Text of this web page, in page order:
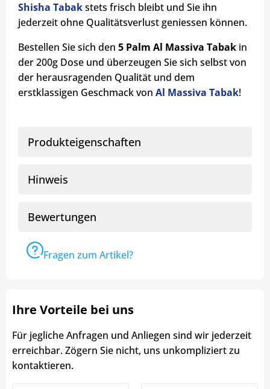
Shisha Tabakstets frisch bleibt und Sie ihn
jederzeit ohne Qualitätsverlust geniessen können.
Bestellen Sie sich den 5 Palm Al Massiva Tabak in
der 200g Dose und überzeugen Sie sich selbst von
der herausragenden Qualität und dem
erstklassigen Geschmack von Al Massiva Tabak!
Produkteigenschaften
Hinweis
Bewertungen
Fragen zum Artikel?
Ihre Vorteile bei uns
Für jegliche Anfragen und Anliegen sind wir jederzeit
erreichbar. Zögern Sie nicht, uns unkompliziert zu
kontaktieren.